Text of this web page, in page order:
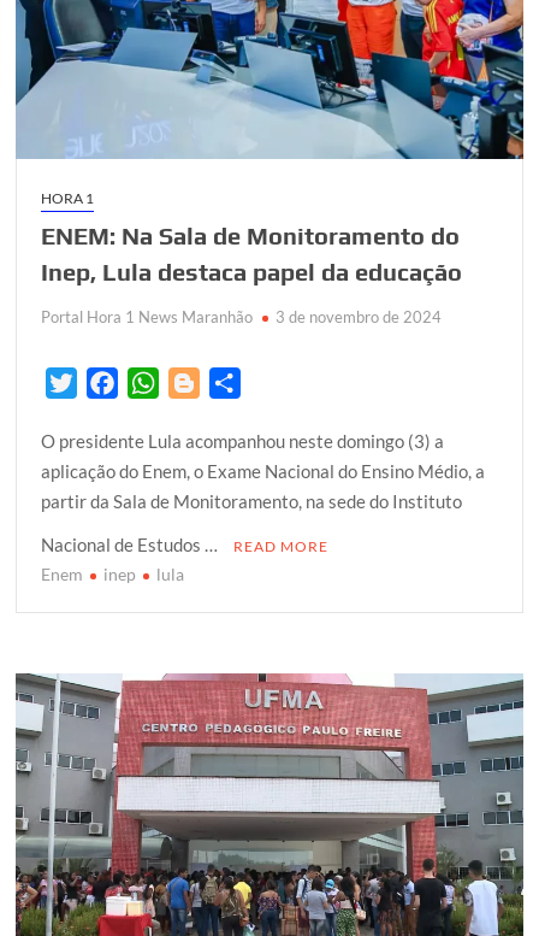
HORA 1
ENEM: Na Sala de Monitoramento do
Inep, Lula destaca papel da educação
Portal Hora 1 News Maranhão 3 de novembro de 2024
i
t
t
e
r
c
e
b
o
o
W
a
t
s
A
p
o
g
g
a
r
e
O presidente Lula acompanhou neste domingo (3) a
aplicação do Enem, o Exame Nacional do Ensino Médio, a
partir da Sala de Monitoramento, na sede do Instituto
Nacional de Estudos …
READ MORE
Enem inep lula